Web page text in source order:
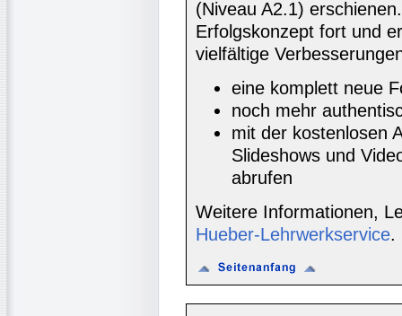
(Niveau A2.1)
Erfolgskonzept fort und
vielfältige
eine komplett neue
noch mehr
mit der kostenlosen
Slideshows und
abrufen
Weitere Informationen,
Hueber-Lehrwerkservice.